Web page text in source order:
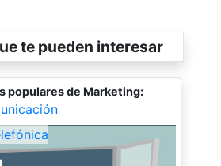
te pueden interesar
populares de Marketing: